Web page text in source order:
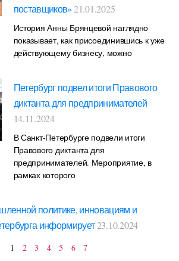
поставщиков»21.01.2025
История Анны Брянцевой наглядно
показывает, как присоединившись к уже
действующему бизнесу, можно
Петербург подвел итоги Правового
диктанта для предпринимателей
14.11.2024
В Санкт-Петербурге подвели итоги
Правового диктанта для
предпринимателей. Мероприятие, в
рамках которого
политике, инновациям и
информирует23.10.2024
1 2 3 4 5 6 7